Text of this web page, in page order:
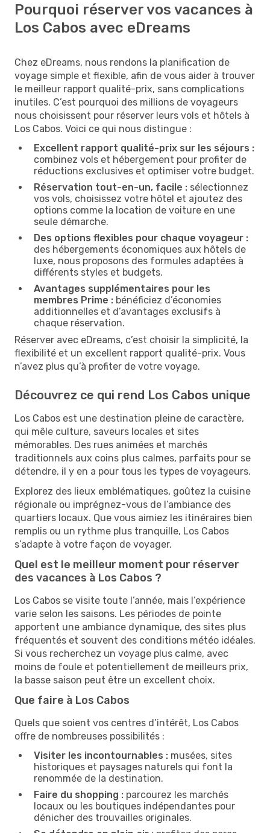
Pourquoi réserver vos vacances à
Los Cabos avec eDreams
Chez eDreams, nous rendons la planification de
voyage simple et flexible, afin de vous aider à trouver
le meilleur rapport qualité-prix, sans complications
inutiles. C’est pourquoi des millions de voyageurs
nous choisissent pour réserver leurs vols et hôtels à
Los Cabos. Voici ce qui nous distingue :
Excellent rapport qualité-prix sur les séjours :
combinez vols et hébergement pour profiter de
réductions exclusives et optimiser votre budget.
Réservation tout-en-un, facile : sélectionnez
vos vols, choisissez votre hôtel et ajoutez des
options comme la location de voiture en une
seule démarche.
Des options flexibles pour chaque voyageur :
des hébergements économiques aux hôtels de
luxe, nous proposons des formules adaptées à
différents styles et budgets.
Avantages supplémentaires pour les
membres Prime : bénéficiez d’économies
additionnelles et d’avantages exclusifs à
chaque réservation.
Réserver avec eDreams, c’est choisir la simplicité, la
flexibilité et un excellent rapport qualité-prix. Vous
n’avez plus qu’à profiter de votre voyage.
Découvrez ce qui rend Los Cabos unique
Los Cabos est une destination pleine de caractère,
qui mêle culture, saveurs locales et sites
mémorables. Des rues animées et marchés
traditionnels aux coins plus calmes, parfaits pour se
détendre, il y en a pour tous les types de voyageurs.
Explorez des lieux emblématiques, goûtez la cuisine
régionale ou imprégnez-vous de l’ambiance des
quartiers locaux. Que vous aimiez les itinéraires bien
remplis ou un rythme plus tranquille, Los Cabos
s’adapte à votre façon de voyager.
Quel est le meilleur moment pour réserver
des vacances à Los Cabos ?
Los Cabos se visite toute l’année, mais l’expérience
varie selon les saisons. Les périodes de pointe
apportent une ambiance dynamique, des sites plus
fréquentés et souvent des conditions météo idéales.
Si vous recherchez un voyage plus calme, avec
moins de foule et potentiellement de meilleurs prix,
la basse saison peut être un excellent choix.
Que faire à Los Cabos
Quels que soient vos centres d’intérêt, Los Cabos
offre de nombreuses possibilités :
Visiter les incontournables : musées, sites
historiques et paysages naturels qui font la
renommée de la destination.
Faire du shopping : parcourez les marchés
locaux ou les boutiques indépendantes pour
dénicher des trouvailles originales.